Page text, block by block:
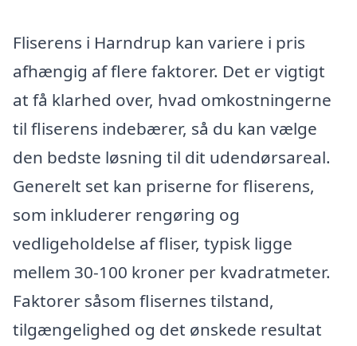
Fliserens i Harndrup kan variere i pris
afhængig af flere faktorer. Det er vigtigt
at få klarhed over, hvad omkostningerne
til fliserens indebærer, så du kan vælge
den bedste løsning til dit udendørsareal.
Generelt set kan priserne for fliserens,
som inkluderer rengøring og
vedligeholdelse af fliser, typisk ligge
mellem 30-100 kroner per kvadratmeter.
Faktorer såsom flisernes tilstand,
tilgængelighed og det ønskede resultat